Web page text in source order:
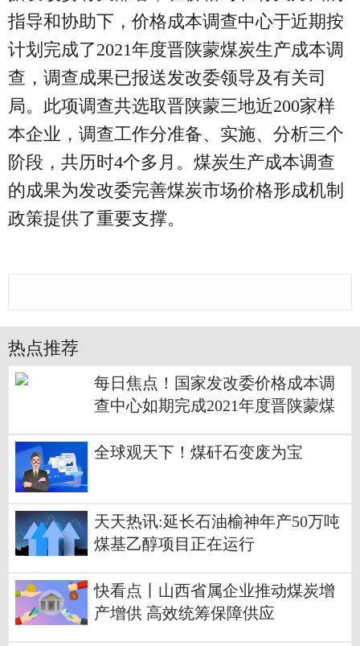
指导和协助下，价格成本调查中心于近期按
计划完成了2021年度晋陕蒙煤炭生产成本调
查，调查成果已报送发改委领导及有关司
局。此项调查共选取晋陕蒙三地近200家样
本企业，调查工作分准备、实施、分析三个
阶段，共历时4个多月。煤炭生产成本调查
的成果为发改委完善煤炭市场价格形成机制
政策提供了重要支撑。
热点推荐
每日焦点！国家发改委价格成本调
查中心如期完成2021年度晋陕蒙煤
全球观天下！煤矸石变废为宝
天天热讯:延长石油榆神年产50万吨
煤基乙醇项目正在运行
快看点丨山西省属企业推动煤炭增
产增供 高效统筹保障供应